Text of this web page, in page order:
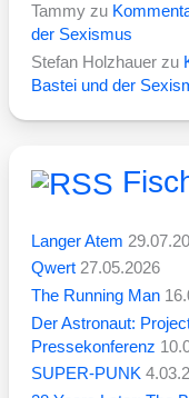
Tammy zu
der Sexismus
Stefan Holzhauer zu
Bastei und der
Langer Atem
Qwert 27.05.2026
The Running Man
Der Astronaut:
Pressekonferenz
SUPER-PUNK